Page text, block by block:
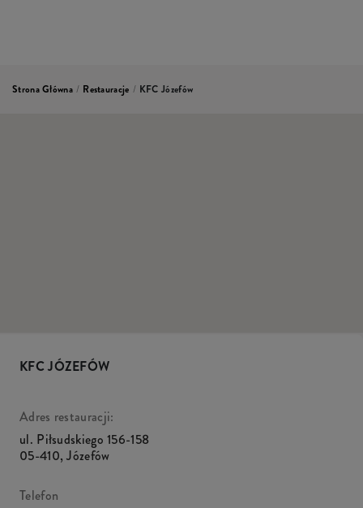
Strona Główna / Restauracje / KFC Józefów
KFC JÓZEFÓW
Adres restauracji:
ul. Piłsudskiego 156-158
05-410,Józefów
Telefon